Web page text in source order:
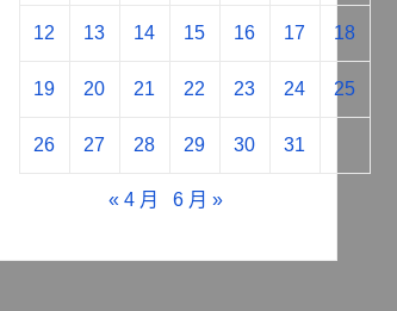
12 13 14 15 16 17 18
19 20 21 22 23 24 25
26 27 28 29 30 31
« 4 月 6 月 »